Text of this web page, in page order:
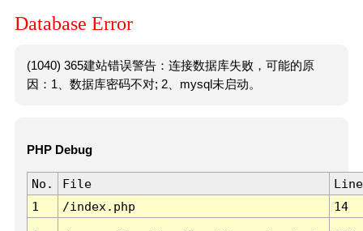
Database Error
(1040) 365建站错误警告：连接数据库失败，可能的原
因：1、数据库密码不对; 2、mysql未启动。
PHP Debug
No. File
Line
1
/index.php 14